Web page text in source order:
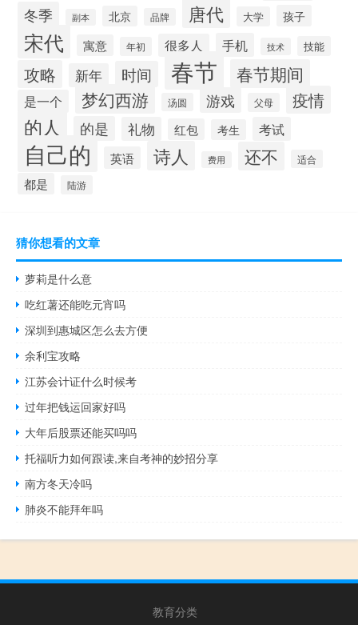
冬季 副本 北京 品牌 唐代 大学 孩子
宋代 寓意 年初 很多人 手机 技术 技能
攻略 新年 时间 春节 春节期间
是一个 梦幻西游 汤圆 游戏 父母 疫情
的人 的是 礼物 红包 考生 考试
自己的 英语 诗人 费用 还不 适合
都是 陆游
猜你想看的文章
萝莉是什么意
吃红薯还能吃元宵吗
深圳到惠城区怎么去方便
余利宝攻略
江苏会计证什么时候考
过年把钱运回家好吗
大年后股票还能买吗吗
托福听力如何跟读,来自考神的妙招分享
南方冬天冷吗
肺炎不能拜年吗
教育分类